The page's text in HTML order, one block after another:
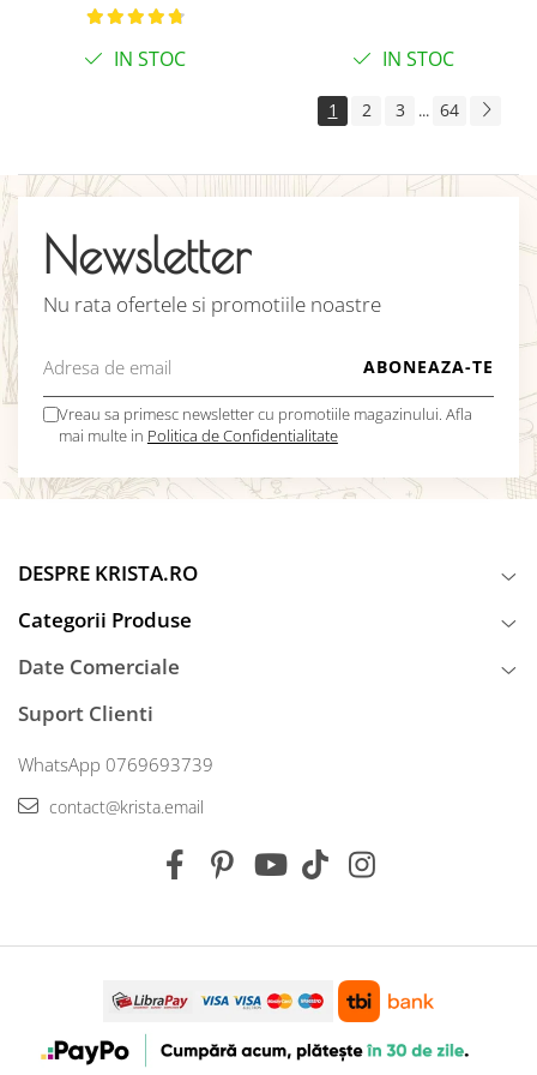
IN STOC IN STOC
1 2 3 ... 64
Newsletter
Nu rata ofertele si promotiile noastre
Vreau sa primesc newsletter cu promotiile magazinului. Afla
mai multe in Politica de Confidentialitate
DESPRE KRISTA.RO
Categorii Produse
Date Comerciale
Suport Clienti
WhatsApp 0769693739
contact@krista.email